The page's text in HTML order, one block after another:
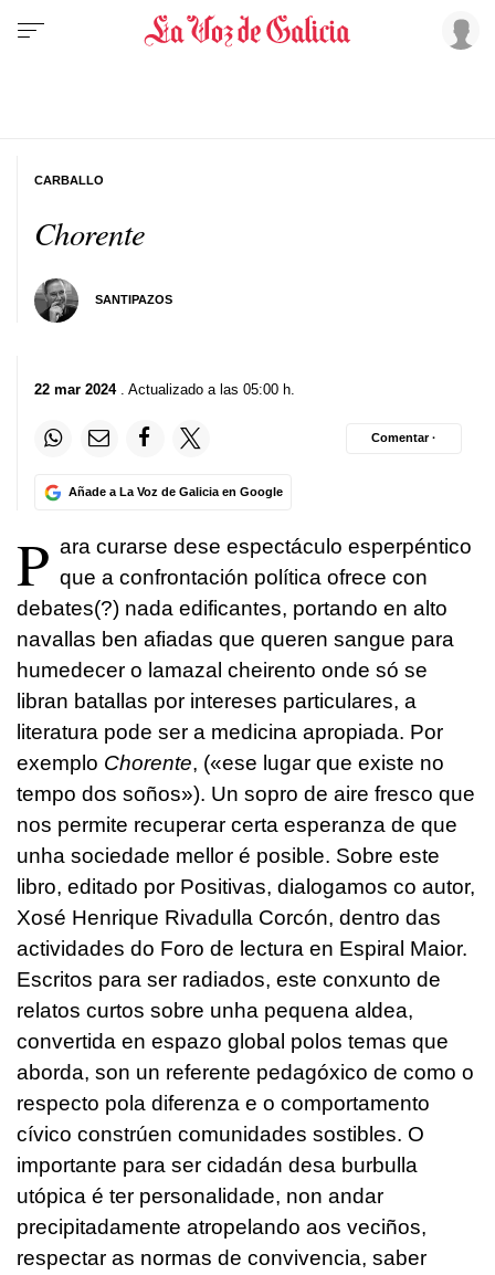
Chorente
SANTIPAZOS
CARBALLO
22 mar 2024. Actualizado a las 05:00 h.
Añade a La Voz de Galicia en Google
Comentar ·
P ara curarse dese espectáculo esperpéntico
que a confrontación política ofrece con
debates(?) nada edificantes, portando en alto
navallas ben afiadas que queren sangue para
humedecer o lamazal cheirento onde só se
libran batallas por intereses particulares, a
literatura pode ser a medicina apropiada. Por
exemplo Chorente, («ese lugar que existe no
tempo dos soños»). Un sopro de aire fresco que
nos permite recuperar certa esperanza de que
unha sociedade mellor é posible. Sobre este
libro, editado por Positivas, dialogamos co autor,
Xosé Henrique Rivadulla Corcón, dentro das
actividades do Foro de lectura en Espiral Maior.
Escritos para ser radiados, este conxunto de
relatos curtos sobre unha pequena aldea,
convertida en espazo global polos temas que
aborda, son un referente pedagóxico de como o
respecto pola diferenza e o comportamento
cívico constrúen comunidades sostibles. O
importante para ser cidadán desa burbulla
utópica é ter personalidade, non andar
precipitadamente atropelando aos veciños,
respectar as normas de convivencia, saber